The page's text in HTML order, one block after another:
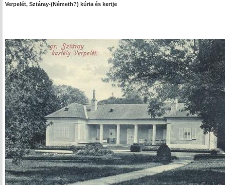
Verpelét, Sztáray-(Németh?) kúria és kertje